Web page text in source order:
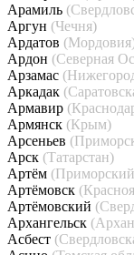
Арамиль
Аргун (Чечня)
Ардатов
Ардон (Северная
Арзамас
Аркадак
Армавир
Армянск (Крым)
Арсеньев
Арск (Татарстан)
Артём
Артёмовск
Артёмовский
Архангельск
Асбест